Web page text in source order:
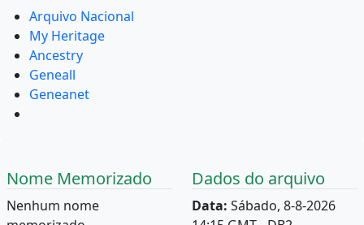
Arquivo Nacional
My Heritage
Ancestry
Geneall
Geneanet
Nome Memorizado
Nenhum nome
Dados do arquivo
Data: Sábado, 8-8-2026